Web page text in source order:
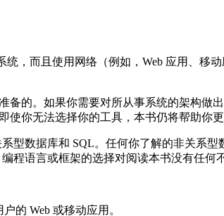
，而且使用网络（例如，Web 应用、移
备的。如果你需要对所从事系统的架构
你无法选择你的工具，本书仍将帮助你
型数据库和 SQL。任何你了解的非关系
程语言或框架的选择对阅读本书没有任何
的 Web 或移动应用。